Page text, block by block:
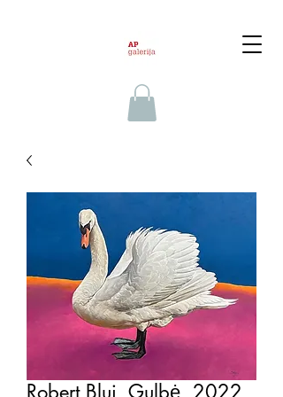
Robert Bluj, Gulbė, 2022